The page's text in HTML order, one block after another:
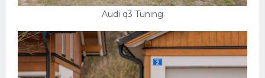
Audi q3 Tuning